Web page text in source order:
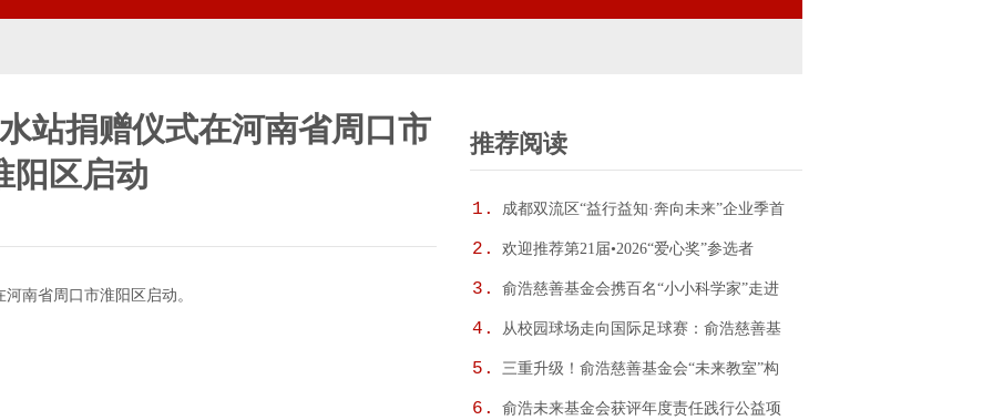
站捐赠仪式在河南省周口市
阳区启动
南省周口市淮阳区启动。
推荐阅读
1.
成都双流区“益行益知·奔向未来”企业季首
站落地天味食品
2. 欢迎推荐第21届•2026“爱心奖”参选者
3.
俞浩慈善基金会携百名“小小科学家”走进
AWE 探访追觅
4.
从校园球场走向国际足球赛：俞浩慈善基
金会以足球为
5.
三重升级！俞浩慈善基金会“未来教室”构
建创新人才培
6.
俞浩未来基金会获评年度责任践行公益项